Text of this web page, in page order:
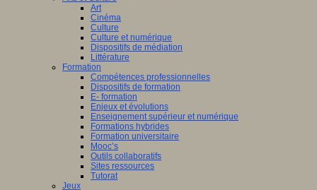
Art
Cinéma
Culture
Culture et numérique
Dispositifs de médiation
Littérature
Formation
Compétences professionnelles
Dispositifs de formation
E- formation
Enjeux et évolutions
Enseignement supérieur et numérique
Formations hybrides
Formation universitaire
Mooc’s
Outils collaboratifs
Sites ressources
Tutorat
Jeux